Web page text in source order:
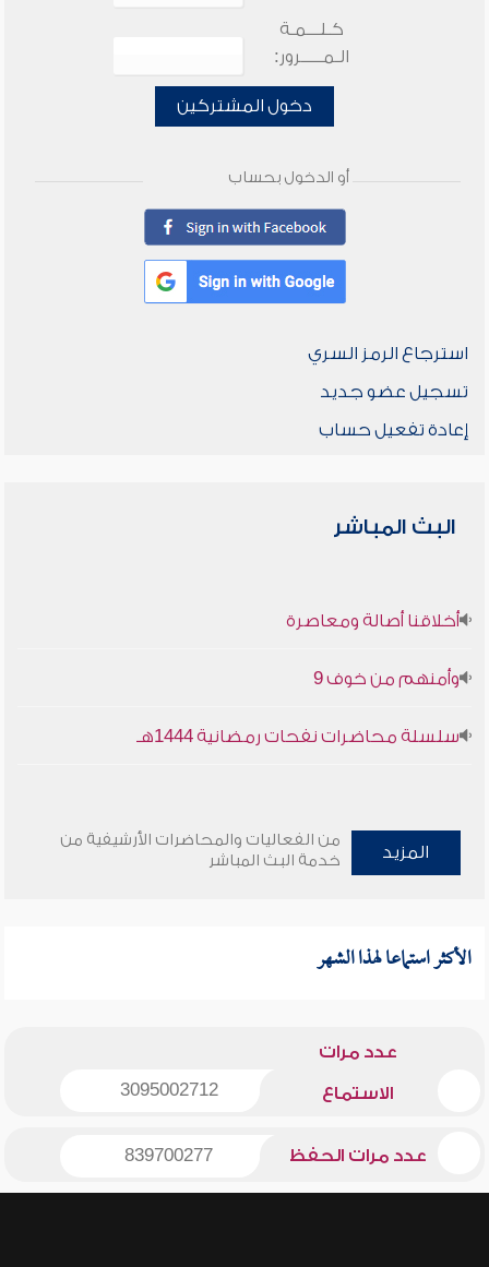
كـلـــمـة
الـمـــــرور:
دخول المشتركين
أو الدخول بحساب
استرجاع الرمز السري
تسجيل عضو جديد
إعادة تفعيل حساب
البث المباشر
أخلاقنا أصالة ومعاصرة
وأمنهم من خوف 9
سلسلة محاضرات نفحات رمضانية 1444هـ
المزيد
من الفعاليات والمحاضرات الأرشيفية من
خدمة البث المباشر
الأكثر استماعا لهذا الشهر
عدد مرات
الاستماع 3095002712
عدد مرات الحفظ 839700277